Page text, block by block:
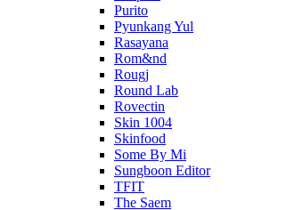
Purito
Pyunkang Yul
Rasayana
Rom&nd
Rougj
Round Lab
Rovectin
Skin 1004
Skinfood
Some By Mi
Sungboon Editor
TFIT
The Saem